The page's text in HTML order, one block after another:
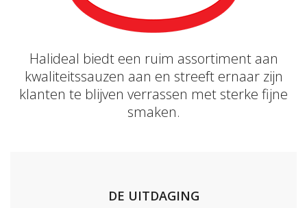
Halideal biedt een ruim assortiment aan
kwaliteitssauzen aan en streeft ernaar zijn
klanten te blijven verrassen met sterke fijne
smaken.
DE UITDAGING